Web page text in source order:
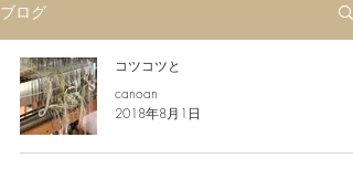
ブログ
コツコツと
canoan
2018年8月1日